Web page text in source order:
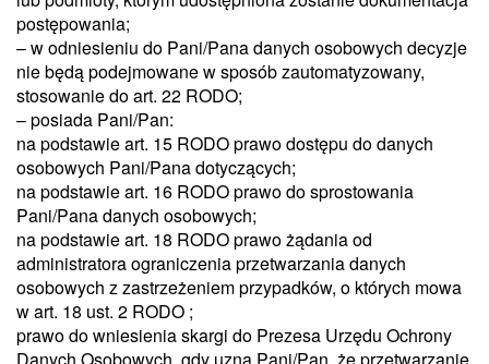
postępowania;
– w odniesieniu do Pani/Pana danych osobowych decyzje
nie będą podejmowane w sposób zautomatyzowany,
stosowanie do art. 22 RODO;
– posiada Pani/Pan:
na podstawie art. 15 RODO prawo dostępu do danych
osobowych Pani/Pana dotyczących;
na podstawie art. 16 RODO prawo do sprostowania
Pani/Pana danych osobowych;
na podstawie art. 18 RODO prawo żądania od
administratora ograniczenia przetwarzania danych
osobowych z zastrzeżeniem przypadków, o których mowa
w art. 18 ust. 2 RODO ;
prawo do wniesienia skargi do Prezesa Urzędu Ochrony